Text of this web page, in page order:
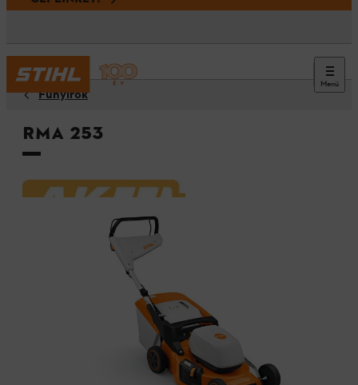
Menü
Fűnyírók
RMA 253